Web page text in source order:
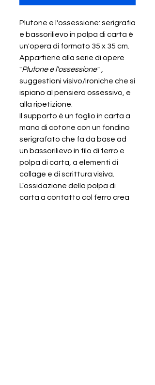
Plutone e l'ossessione: serigrafia
e bassorilievo in polpa di carta è
un'opera di formato 35 x 35 cm.
Appartiene alla serie di opere
"Plutone e l'ossessione" ,
suggestioni visivo/ironiche che si
ispiano al pensiero ossessivo, e
alla ripetizione.
Il supporto è un foglio in carta a
mano di cotone con un fondino
serigrafato che fa da base ad
un bassorilievo in filo di ferro e
polpa di carta, a elementi di
collage e di scrittura visiva.
L'ossidazione della polpa di
carta a contatto col ferro crea